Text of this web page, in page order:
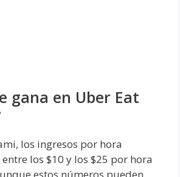
gana en Uber Eat
los ingresos por hora
los $10 y los $25 por hora